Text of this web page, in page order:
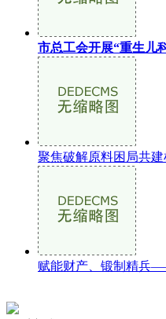
市总工会开展“重生儿
聚焦破解原料困局共
赋能财产、锻制精兵